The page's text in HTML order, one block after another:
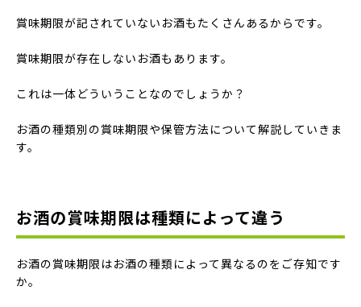
賞味期限が記されていないお酒もたくさんあるからです。
賞味期限が存在しないお酒もあります。
これは一体どういうことなのでしょうか？
お酒の種類別の賞味期限や保管方法について解説していきま
す。
お酒の賞味期限は種類によって違う
お酒の賞味期限はお酒の種類によって異なるのをご存知です
か。